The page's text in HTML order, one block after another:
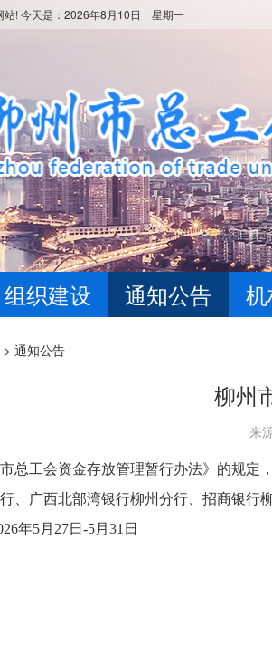
! 今天是： 2026年8月10日 星期一
组织建设 通知公告
> 通知公告
柳州
来
总工会资金存放管理暂行办法》的规定
、广西北部湾银行柳州分行、招商银行
年5月27日-5月31日